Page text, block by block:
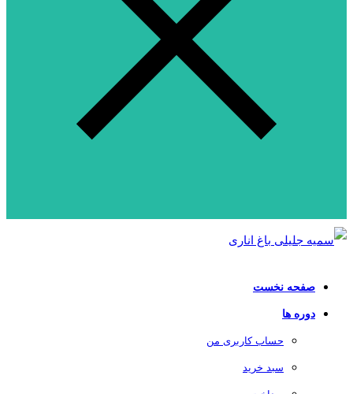
صفحه نخست
دوره ها
حساب کاربری من
سبد خرید